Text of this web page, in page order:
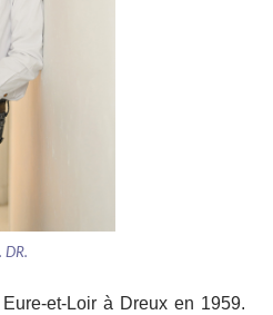
et-Loir à Dreux en 1959.